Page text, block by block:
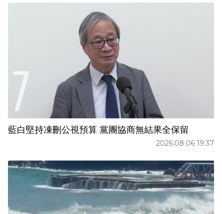
藍白堅持凍刪公視預算 黨團協商無結果全保留
2026.08.06 19:37